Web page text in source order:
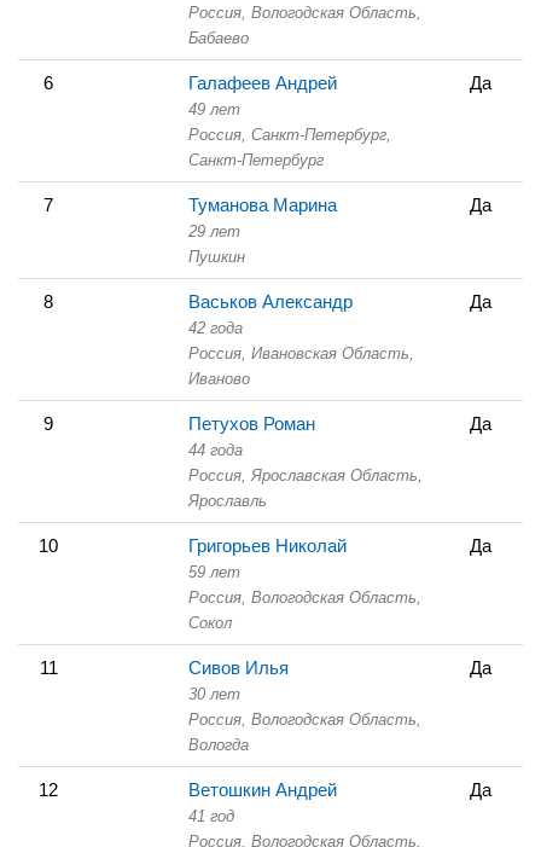
Россия, Вологодская Область,
Бабаево
6 Галафеев Андрей
49 лет
Россия, Санкт-Петербург,
Санкт-Петербург
Да
7 Туманова Марина
29 лет
Пушкин
Да
8 Васьков Александр
42 года
Россия, Ивановская Область,
Иваново
Да
9 Петухов Роман
44 года
Россия, Ярославская Область,
Ярославль
Да
10 Григорьев Николай
59 лет
Россия, Вологодская Область,
Сокол
Да
11 Сивов Илья
30 лет
Россия, Вологодская Область,
Вологда
Да
12 Ветошкин Андрей
41 год
Россия, Вологодская Область,
Да